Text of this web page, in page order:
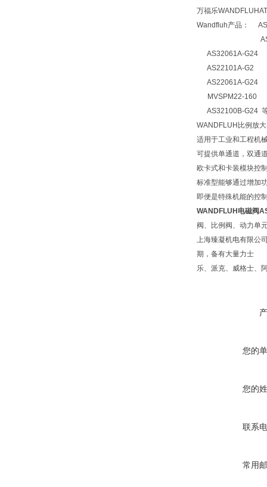
万福乐
Wandfluh产品：
AS32061A-
AS22101A-G2
AS22061A-G24
MVSPM22-160
AS32100B-G24 等
WANDFLUH比例放
适用于工业和工程机
可提供单通道，双通
欧卡式和卡装模块控
标准型能够通过增加
即便是特殊机能的控
WANDFLUH电磁阀
阀、比例阀、动力单
上海臻凝机电有限公
期，备有大量力士
乐、派克、威格士、
您的
您的
联系
常用